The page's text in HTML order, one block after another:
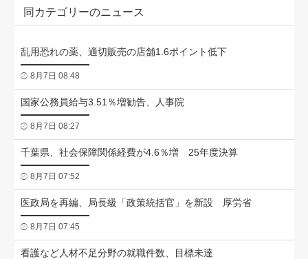
同カテゴリーのニュース
乱用恐れの薬、適切販売の店舗1.6ポイント低下
8月7日 08:48
国家公務員給与3.51％増勧告、人事院
8月7日 08:27
千葉県、社会保障関係経費が4.6％増 25年度決算
8月7日 07:52
医政局を再編、局長級「政策統括官」を新設 厚労省
8月7日 07:45
看護など人材不足分野の就職件数、目標未達